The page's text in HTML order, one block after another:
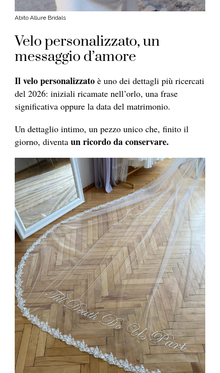
Abito Allure Bridals
Velo personalizzato, un
messaggio d’amore
Il velo personalizzato è uno dei dettagli più ricercati
del 2026: iniziali ricamate nell’orlo, una frase
significativa oppure la data del matrimonio.
Un dettaglio intimo, un pezzo unico che, finito il
giorno, diventa un ricordo da conservare.